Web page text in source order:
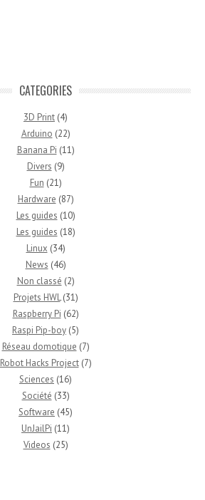
CATEGORIES
3D Print (4)
Arduino (22)
Banana Pi (11)
Divers (9)
Fun (21)
Hardware (87)
Les guides (10)
Les guides (18)
Linux (34)
News (46)
Non classé (2)
Projets HWL(31)
Raspberry Pi (62)
Raspi Pip-boy (5)
Réseau domotique (7)
Robot Hacks Project(7)
Sciences (16)
Société (33)
Software (45)
UnJailPi (11)
Videos (25)